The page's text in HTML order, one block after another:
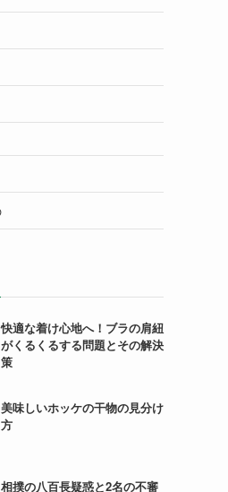
快適な着け心地へ！ブラの肩紐
がくるくるする問題とその解決
策
美味しいホッケの干物の見分け
方
相撲の八百長疑惑と2名の不審